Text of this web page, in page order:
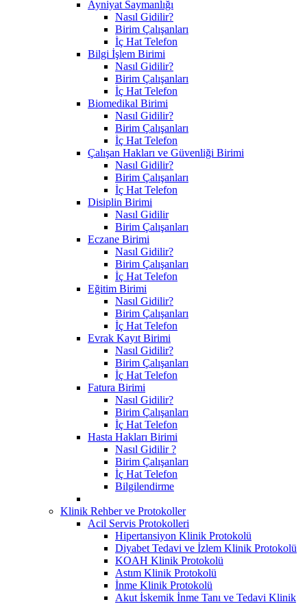
Ayniyat Saymanlığı
Nasıl Gidilir?
Birim Çalışanları
İç Hat Telefon
Bilgi İşlem Birimi
Nasıl Gidilir?
Birim Çalışanları
İç Hat Telefon
Biomedikal Birimi
Nasıl Gidilir?
Birim Çalışanları
İç Hat Telefon
Çalışan Hakları ve Güvenliği Birimi
Nasıl Gidilir?
Birim Çalışanları
İç Hat Telefon
Disiplin Birimi
Nasıl Gidilir
Birim Çalışanları
Eczane Birimi
Nasıl Gidilir?
Birim Çalışanları
İç Hat Telefon
Eğitim Birimi
Nasıl Gidilir?
Birim Çalışanları
İç Hat Telefon
Evrak Kayıt Birimi
Nasıl Gidilir?
Birim Çalışanları
İç Hat Telefon
Fatura Birimi
Nasıl Gidilir?
Birim Çalışanları
İç Hat Telefon
Hasta Hakları Birimi
Nasıl Gidilir ?
Birim Çalışanları
İç Hat Telefon
Bilgilendirme
Klinik Rehber ve Protokoller
Acil Servis Protokolleri
Hipertansiyon Klinik Protokolü
Diyabet Tedavi ve İzlem Klinik Protokolü
KOAH Klinik Protokolü
Astım Klinik Protokolü
İnme Klinik Protokolü
Akut İskemik İnme Tanı ve Tedavi Klinik